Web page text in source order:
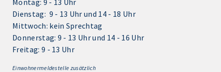
Dienstag: 9 - 13 Uhr und 14 - 18 Uhr
Mittwoch: kein Sprechtag
Donnerstag: 9 - 13 Uhr und 14 - 16 Uhr
Freitag: 9 - 13 Uhr
Einwohnermeldestelle zusätzlich